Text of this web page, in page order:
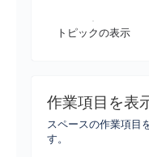
トピックの表示
作業項目を表
スペースの作業項目
す。